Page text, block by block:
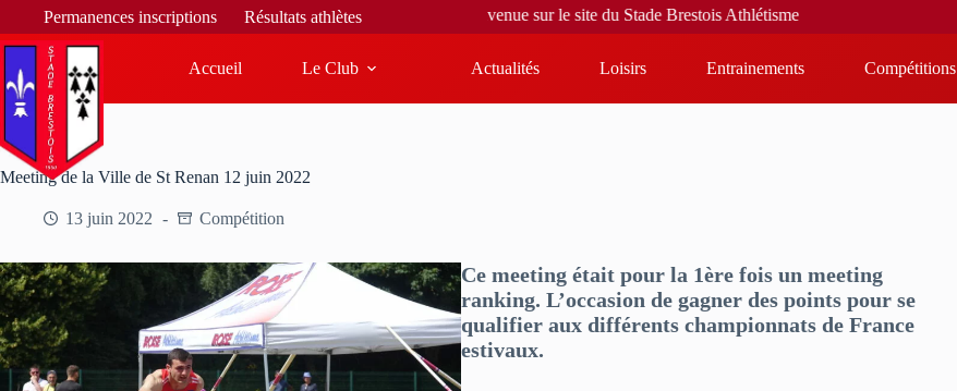
Permanences inscriptions Résultats athlètesBienvenue sur le site du Stade Brestois Athlétisme
Accueil Le Club Actualités Loisirs Entrainements Compétitions
Meeting de la Ville de St Renan 12 juin 2022
13 juin 2022 Compétition
Ce meeting était pour la 1ère fois un meeting
ranking. L’occasion de gagner des points pour se
qualifier aux différents championnats de France
estivaux.